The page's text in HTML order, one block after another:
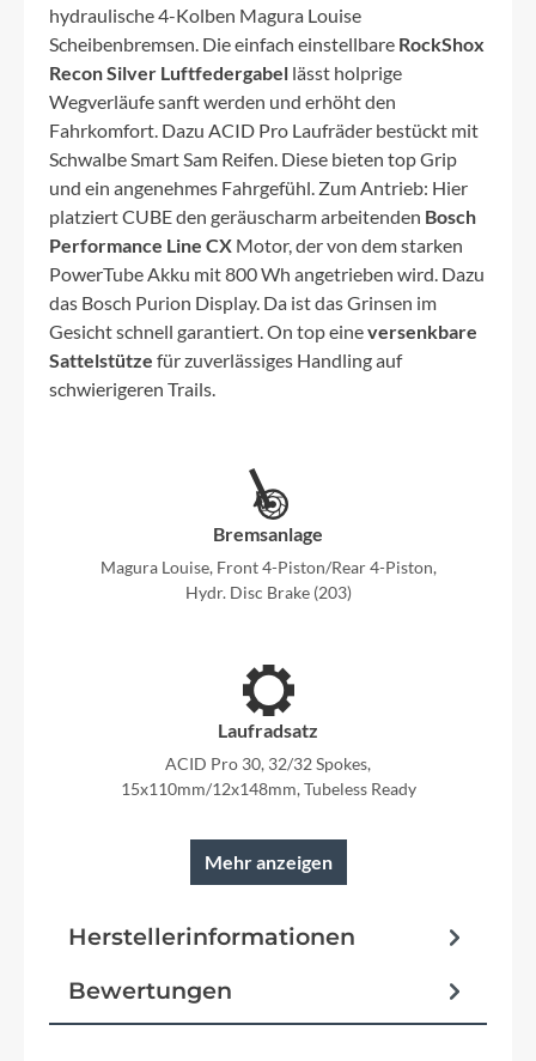
hydraulische 4-Kolben Magura Louise
Scheibenbremsen. Die einfach einstellbare RockShox
Recon Silver Luftfedergabel lässt holprige
Wegverläufe sanft werden und erhöht den
Fahrkomfort. Dazu ACID Pro Laufräder bestückt mit
Schwalbe Smart Sam Reifen. Diese bieten top Grip
und ein angenehmes Fahrgefühl. Zum Antrieb: Hier
platziert CUBE den geräuscharm arbeitenden Bosch
Performance Line CX Motor, der von dem starken
PowerTube Akku mit 800 Wh angetrieben wird. Dazu
das Bosch Purion Display. Da ist das Grinsen im
Gesicht schnell garantiert. On top eineversenkbare
Sattelstütze für zuverlässiges Handling auf
schwierigeren Trails.
Bremsanlage
Magura Louise, Front 4-Piston/Rear 4-Piston,
Hydr. Disc Brake (203)
Laufradsatz
ACID Pro 30, 32/32 Spokes,
15x110mm/12x148mm, Tubeless Ready
Rahmen
Technology, Agile Ride Geometry, Boost148, Full-
Suspension Integrated Battery, Advanced Internal
Mehr anzeigen
Herstellerinformationen
Bewertungen